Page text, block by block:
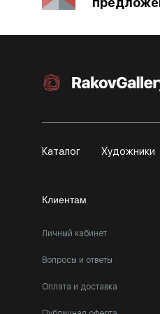
Каталог Художники
Клиентам
Личный кабинет
Вопросы и ответы
Оплата и доставка